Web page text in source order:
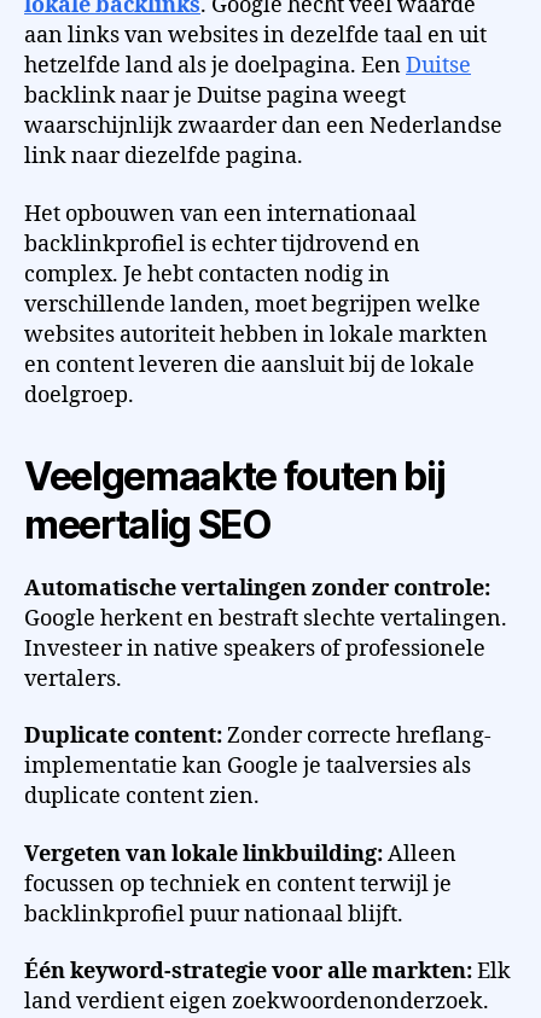
lokale backlinks. Google hecht veel waarde
aan links van websites in dezelfde taal en uit
hetzelfde land als je doelpagina. EenDuitse
backlink naar je Duitse pagina weegt
waarschijnlijk zwaarder dan een Nederlandse
link naar diezelfde pagina.
Het opbouwen van een internationaal
backlinkprofiel is echter tijdrovend en
complex. Je hebt contacten nodig in
verschillende landen, moet begrijpen welke
websites autoriteit hebben in lokale markten
en content leveren die aansluit bij de lokale
doelgroep.
Veelgemaakte fouten bij
meertalig SEO
Automatische vertalingen zonder controle:
Google herkent en bestraft slechte vertalingen.
Investeer in native speakers of professionele
vertalers.
Duplicate content:Zonder correcte hreflang-
implementatie kan Google je taalversies als
duplicate content zien.
Vergeten van lokale linkbuilding:Alleen
focussen op techniek en content terwijl je
backlinkprofiel puur nationaal blijft.
Één keyword-strategie voor alle markten:Elk
land verdient eigen zoekwoordenonderzoek.